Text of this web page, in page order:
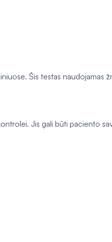
Šis testas naudojamas
Jis gali būti paciento